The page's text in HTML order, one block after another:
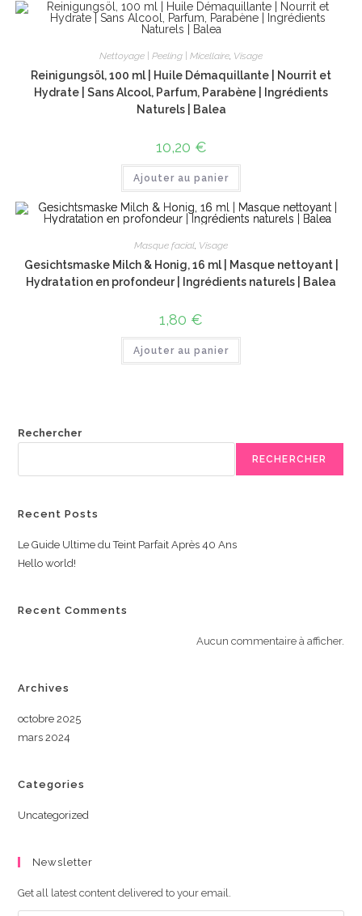
Nettoyage | Peeling | Micellaire Visage
Reinigungsöl, 100 ml | Huile Démaquillante | Nourrit et
Hydrate | Sans Alcool, Parfum, Parabène | Ingrédients
Naturels | Balea
10,20 €
Ajouter au panier
Masque facial, Visage
Gesichtsmaske Milch & Honig, 16 ml | Masque nettoyant |
Hydratation en profondeur | Ingrédients naturels | Balea
1,80 €
Ajouter au panier
Rechercher
RECHERCHER
Recent Posts
Le Guide Ultime du Teint Parfait Après 40 Ans
Hello world!
Recent Comments
Aucun commentaire à afficher.
Archives
octobre 2025
mars 2024
Categories
Uncategorized
Newsletter
Get all latest content delivered to your email.